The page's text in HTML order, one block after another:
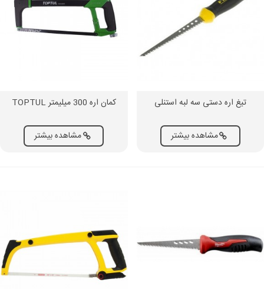
تیغ اره دستی سه لبه استنلی
مشاهده بیشتر
کمان اره 300 میلیمتر TOPTUL
مشاهده بیشتر